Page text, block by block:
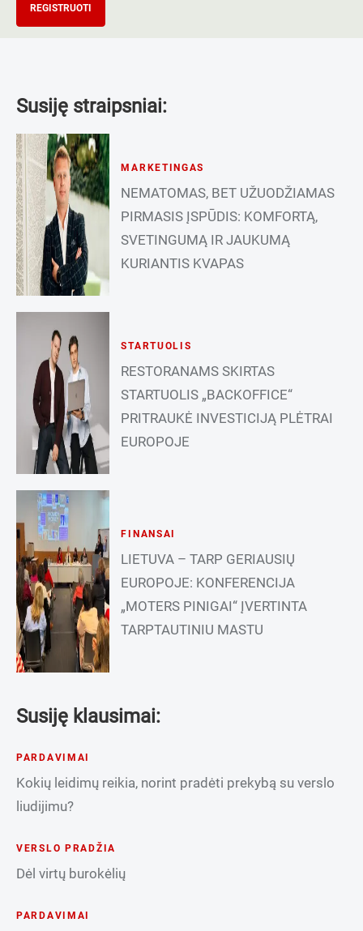
REGISTRUOTI
Susiję straipsniai:
MARKETINGAS
NEMATOMAS, BET UŽUODŽIAMAS
PIRMASIS ĮSPŪDIS: KOMFORTĄ,
SVETINGUMĄ IR JAUKUMĄ
KURIANTIS KVAPAS
STARTUOLIS
RESTORANAMS SKIRTAS
STARTUOLIS „BACKOFFICE“
PRITRAUKĖ INVESTICIJĄ PLĖTRAI
EUROPOJE
FINANSAI
LIETUVA – TARP GERIAUSIŲ
EUROPOJE: KONFERENCIJA
„MOTERS PINIGAI“ ĮVERTINTA
TARPTAUTINIU MASTU
Susiję klausimai:
PARDAVIMAI
Kokių leidimų reikia, norint pradėti prekybą su verslo
liudijimu?
VERSLO PRADŽIA
Dėl virtų burokėlių
PARDAVIMAI